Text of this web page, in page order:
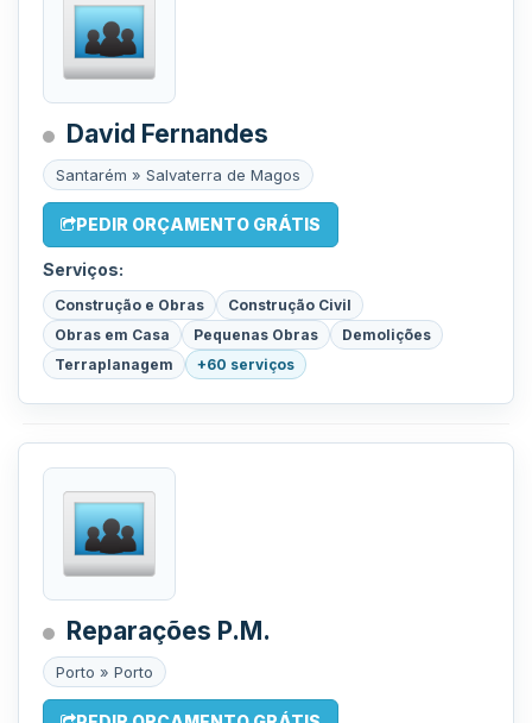
David Fernandes
Santarém » Salvaterra de Magos
PEDIR ORÇAMENTO GRÁTIS
Serviços:
Construção e Obras
Construção Civil
Obras em Casa
Pequenas Obras
Demolições
Terraplanagem
+60 serviços
Reparações P.M.
Porto » Porto